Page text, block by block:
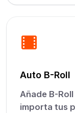
Auto B-Roll
Añade B-
importa tus